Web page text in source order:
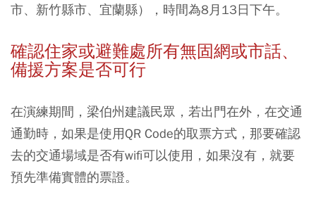
市、新竹縣市、宜蘭縣），時間為8月13日下午。
確認住家或避難處所有無固網或市話、
備援方案是否可行
在演練期間，梁伯州建議民眾，若出門在外，在交通
通勤時，如果是使用QR Code的取票方式，那要確認
去的交通場域是否有wifi可以使用，如果沒有，就要
預先準備實體的票證。